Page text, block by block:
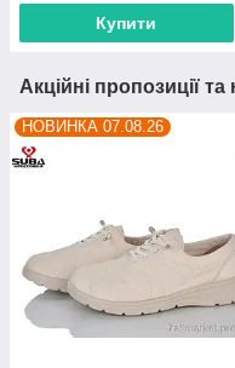
Купити
Акційні пропозиції
НОВИНКА 07.08.26